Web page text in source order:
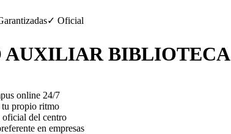
✓ Oficial
AUXILIAR BIBLIOTECA
online 24/7
tu propio ritmo
del centro
en empresas